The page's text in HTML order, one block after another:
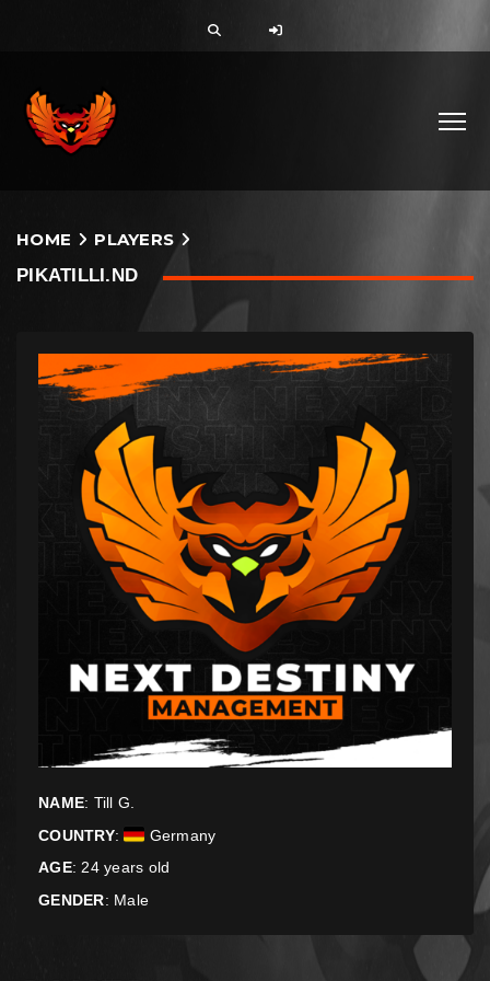
HOME
PLAYERS
PIKATILLI.ND
NAME: Till G.
COUNTRY:
Germany
AGE: 24 years old
GENDER: Male